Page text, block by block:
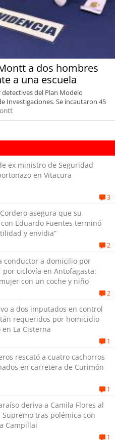
a dos hombres
a una escuela
del Plan Modelo
Investigaciones. Se incautaron 45
ex ministro de Seguridad
en Vitacura
3
asegura que su
Eduardo Fuentes terminó
y envidia”
2
conductor a domicilio por
ciclovía en Antofagasta:
con un coche y niño
2
a dos imputados en control
requeridos por homicidio
La Cisterna
1
rescató a cuatro cachorros
en carretera de Curimón
1
deriva a Camila Flores al
tras polémica con
Campillai
1